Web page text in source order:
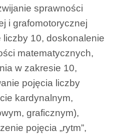
sprawności
i grafomotorycznej
liczby 10, doskonalenie
matematycznych,
w zakresie 10,
pojęcia liczby
kardynalnym,
graficznym),
pojęcia „rytm”,